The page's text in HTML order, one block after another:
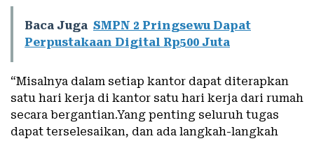
Baca Juga SMPN 2 Pringsewu Dapat
Perpustakaan Digital Rp500 Juta
“Misalnya dalam setiap kantor dapat diterapkan
satu hari kerja di kantor satu hari kerja dari rumah
secara bergantian.Yang penting seluruh tugas
dapat terselesaikan, dan ada langkah-langkah